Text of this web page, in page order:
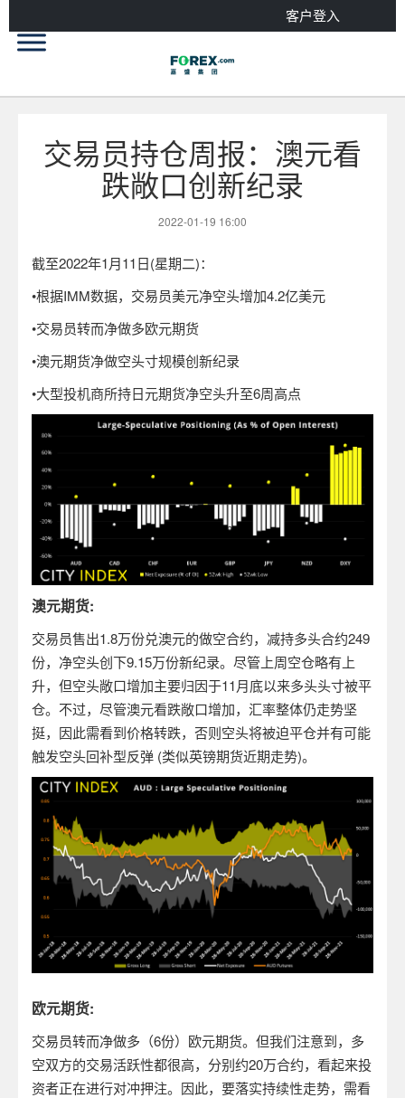
客户登入
交易员持仓周报：澳元看
跌敞口创新纪录
2022-01-19 16:00
截至2022年1月11日(星期二)：
•根据IMM数据，交易员美元净空头增加4.2亿美元
•交易员转而净做多欧元期货
•澳元期货净做空头寸规模创新纪录
•大型投机商所持日元期货净空头升至6周高点
澳元期货:
交易员售出1.8万份兑澳元的做空合约，减持多头合约249
份，净空头创下9.15万份新纪录。尽管上周空仓略有上
升，但空头敞口增加主要归因于11月底以来多头头寸被平
仓。不过，尽管澳元看跌敞口增加，汇率整体仍走势坚
挺，因此需看到价格转跌，否则空头将被迫平仓并有可能
触发空头回补型反弹 (类似英镑期货近期走势)。
欧元期货:
交易员转而净做多（6份）欧元期货。但我们注意到，多
空双方的交易活跃性都很高，分别约20万合约，看起来投
资者正在进行对冲押注。因此，要落实持续性走势，需看